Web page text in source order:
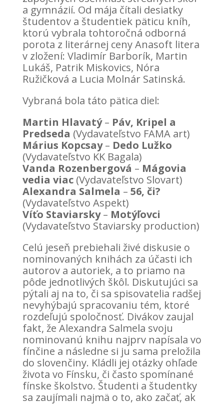
a gymnázií. Od mája čítali desiatky
študentov a študentiek päticu kníh,
ktorú vybrala tohtoročná odborná
porota z literárnej ceny Anasoft litera
v zložení: Vladimír Barborík, Martin
Lukáš, Patrik Miskovics, Nóra
Ružičková a Lucia Molnár Satinská.
Vybraná bola táto pätica diel:
Martin Hlavatý– Páv, Kripel a
Predseda (Vydavateľstvo FAMA art)
Márius Kopcsay– Dedo Lužko
(Vydavateľstvo KK Bagala)
Vanda Rozenbergová – Mágovia
vedia viac(Vydavateľstvo Slovart)
Alexandra Salmela – 56, či?
(Vydavateľstvo Aspekt)
Víťo Staviarsky– Motýľovci
(Vydavateľstvo Staviarsky production)
Celú jeseň prebiehali živé diskusie o
nominovaných knihách za účasti ich
autorov a autoriek, a to priamo na
pôde jednotlivých škôl. Diskutujúci sa
pýtali aj na to, či sa spisovatelia radšej
nevyhýbajú spracovaniu tém, ktoré
rozdeľujú spoločnosť. Divákov zaujal
fakt, že Alexandra Salmela svoju
nominovanú knihu najprv napísala vo
fínčine a následne si ju sama preložila
do slovenčiny. Kládli jej otázky ohľade
života vo Fínsku, či často spomínané
fínske školstvo. Študenti a študentky
sa zaujímali najmä o to, ako začať, ak